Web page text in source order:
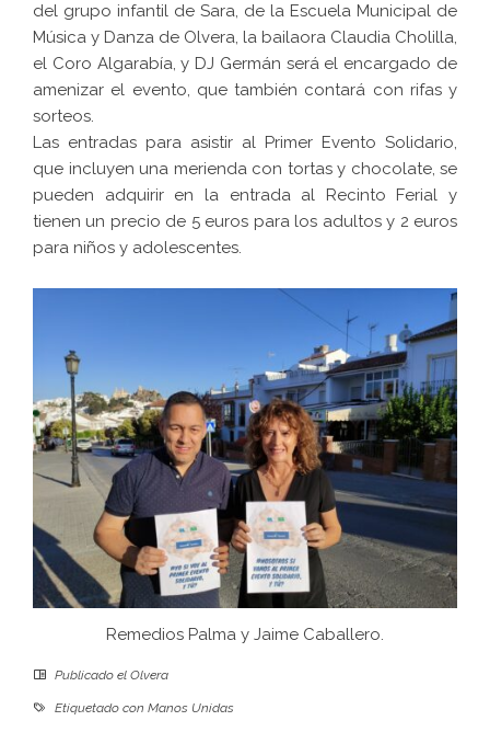
del grupo infantil de Sara, de la Escuela Municipal de
Música y Danza de Olvera, la bailaora Claudia Cholilla,
el Coro Algarabía, y DJ Germán será el encargado de
amenizar el evento, que también contará con rifas y
sorteos.
Las entradas para asistir al Primer Evento Solidario,
que incluyen una merienda con tortas y chocolate, se
pueden adquirir en la entrada al Recinto Ferial y
tienen un precio de 5 euros para los adultos y 2 euros
para niños y adolescentes.
Remedios Palma y Jaime Caballero.
Publicado el Olvera
Etiquetado con Manos Unidas